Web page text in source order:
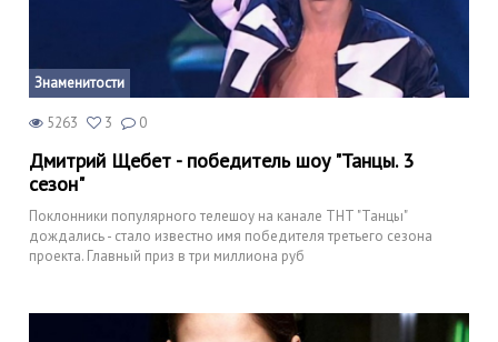
Знаменитости
5263 3 0
Дмитрий Щебет - победитель шоу "Танцы. 3
сезон"
Поклонники популярного телешоу на канале ТНТ "Танцы"
дождались - стало известно имя победителя третьего сезона
проекта. Главный приз в три миллиона руб